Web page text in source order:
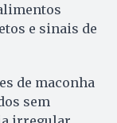
e sinais de
de maconha
sem